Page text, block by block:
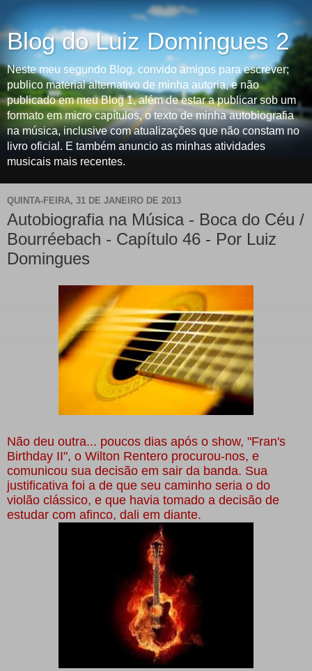
Blog do Luiz Domingues 2
Neste meu segundo Blog, convido amigos para escrever;
publico material alternativo de minha autoria, e não
publicado em meu Blog 1, além de estar a publicar sob um
formato em micro capítulos, o texto de minha autobiografia
na música, inclusive com atualizações que não constam no
livro oficial. E também anuncio as minhas atividades
musicais mais recentes.
QUINTA-FEIRA, 31 DE JANEIRO DE 2013
Autobiografia na Música - Boca do Céu /
Bourréebach - Capítulo 46 - Por Luiz
Domingues
Não deu outra... poucos dias após o show, "Fran's
Birthday II", o Wilton Rentero procurou-nos, e
comunicou sua decisão em sair da banda. Sua
justificativa foi a de que seu caminho seria o do
violão clássico, e que havia tomado a decisão de
estudar com afinco, dali em diante.